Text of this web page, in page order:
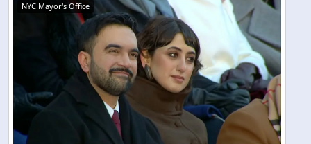
NYC Mayor's Office